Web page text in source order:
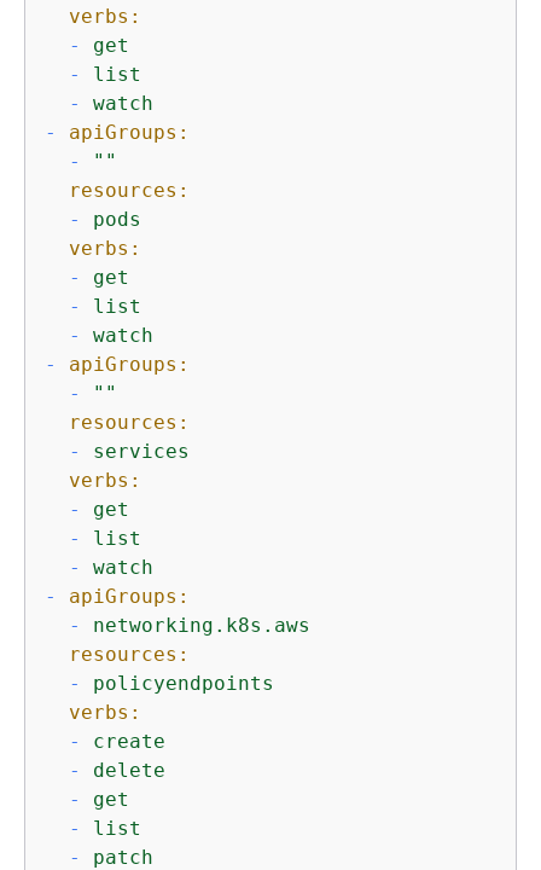
verbs:
-
get
-
list
-
watch
-
apiGroups:
-
""
resources:
-
pods
verbs:
-
get
-
list
-
watch
-
apiGroups:
-
""
resources:
-
services
verbs:
-
get
-
list
-
watch
-
apiGroups:
-
networking.k8s.aws
resources:
-
policyendpoints
verbs:
-
create
-
delete
-
get
-
list
-
patch